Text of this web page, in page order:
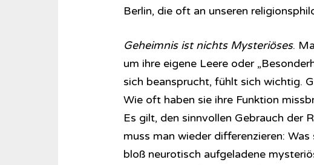
Berlin, die oft an unseren
Geheimnis ist nichts Mysteriöses.
um ihre eigene Leere oder
sich beansprucht, fühlt sich wichtig.
Wie oft haben sie ihre Funktion
Es gilt, den sinnvollen Gebrauch der
muss man wieder differenzieren:
bloß neurotisch aufgeladene